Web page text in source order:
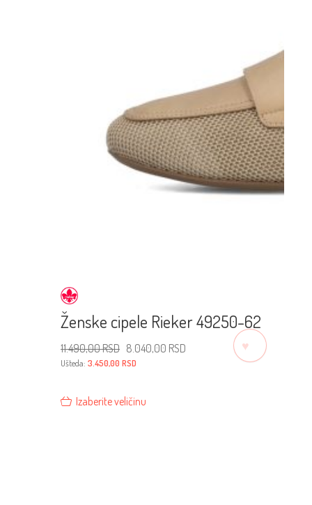
Ženske cipele Rieker 49250-62
11.490,00RSD Originalna
cena
je
bila:
11.490,00 RSD.
8.040,00 RSD
8.040,00 RSD.
Ušteda: 3.450,00 RSD
Izaberite veličinu